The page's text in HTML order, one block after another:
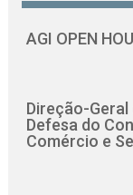
AGI OPEN
Direção-Geral
Defesa do
Comércio e